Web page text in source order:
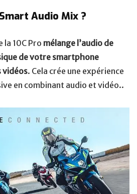
Audio Mix ?
la 10C Pro mélange l’audio de
de votre smartphone
vidéos. Cela crée une expérience
en combinant audio et vidéo..